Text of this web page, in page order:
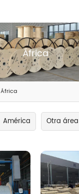
África
África
América Otra área